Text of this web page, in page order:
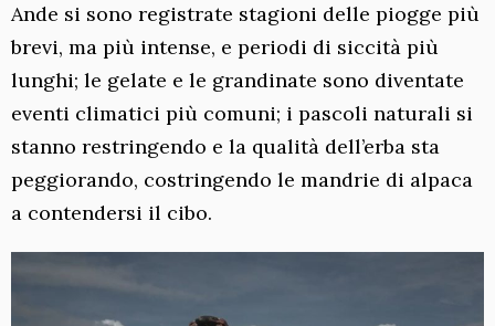
Ande si sono registrate stagioni delle piogge più
brevi, ma più intense, e periodi di siccità più
lunghi; le gelate e le grandinate sono diventate
eventi climatici più comuni; i pascoli naturali si
stanno restringendo e la qualità dell’erba sta
peggiorando, costringendo le mandrie di alpaca
a contendersi il cibo.